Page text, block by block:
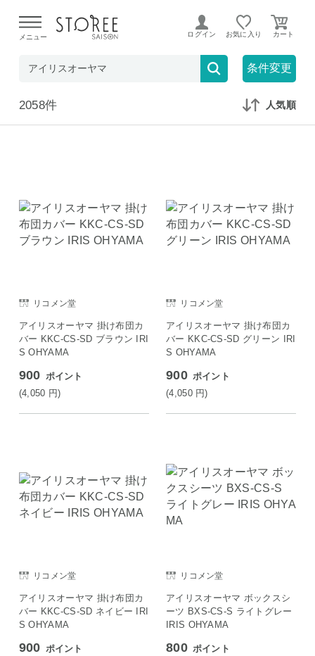
よる配送遅延が発生しております。
メニュー ログイン お気に入り
条件変更
在庫なしも表示 セール対象のみ
2058件 人気順
リコメン堂
アイリスオーヤマ 掛け布団カ
バー KKC-CS-SD ブラウン IRI
S OHYAMA
900 ポイント
(4,050 円)
リコメン堂
アイリスオーヤマ 掛け布団カ
バー KKC-CS-SD グリーン IRI
S OHYAMA
900 ポイント
(4,050 円)
リコメン堂
アイリスオーヤマ 掛け布団カ
バー KKC-CS-SD ネイビー IRI
S OHYAMA
900 ポイント
リコメン堂
アイリスオーヤマ ボックスシ
ーツ BXS-CS-S ライトグレー
IRIS OHYAMA
800 ポイント